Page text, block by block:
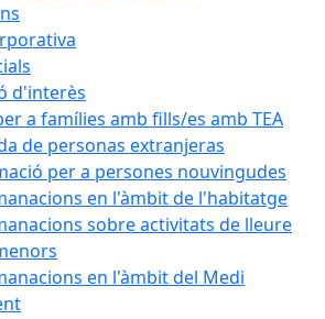
d'interès
a famílies amb fills/es amb TEA
de personas extranjeras
per a persones nouvingudes
en l'àmbit de l'habitatge
sobre activitats de lleure
en l'àmbit del Medi